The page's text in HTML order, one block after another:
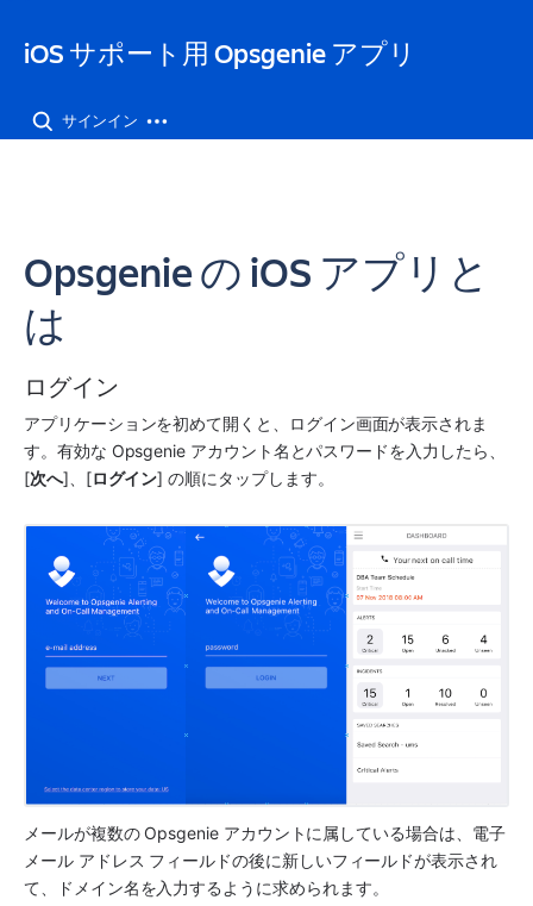
iOS サポート用 Opsgenie アプリ
サインイン
Opsgenie の iOS アプリと
は
ログイン
アプリケーションを初めて開くと、ログイン画面が表示されま
す。有効な Opsgenie アカウント名とパスワードを入力したら、
[次へ]、[ログイン] の順にタップします。
メールが複数の Opsgenie アカウントに属している場合は、電子
メール アドレス フィールドの後に新しいフィールドが表示され
て、ドメイン名を入力するように求められます。